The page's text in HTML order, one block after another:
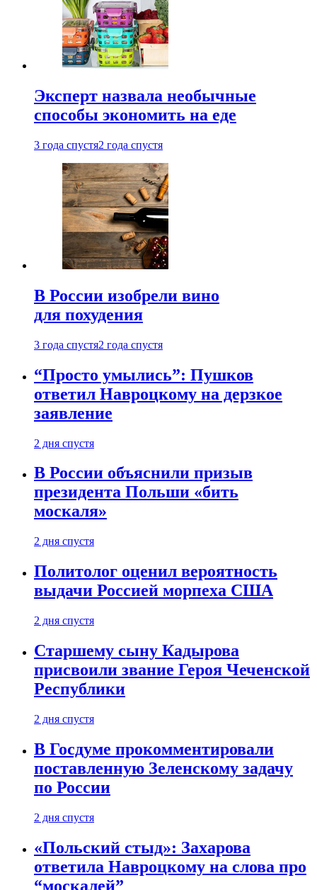
Эксперт назвала необычные
способы экономить на еде
3 года спустя2 года спустя
В России изобрели вино
для похудения
3 года спустя2 года спустя
“Просто умылись”: Пушков
ответил Навроцкому на дерзкое
заявление
2 дня спустя
В России объяснили призыв
президента Польши «бить
москаля»
2 дня спустя
Политолог оценил вероятность
выдачи Россией морпеха США
2 дня спустя
Старшему сыну Кадырова
присвоили звание Героя Чеченской
Республики
2 дня спустя
В Госдуме прокомментировали
поставленную Зеленскому задачу
по России
2 дня спустя
«Польский стыд»: Захарова
ответила Навроцкому на слова про
“москалей”